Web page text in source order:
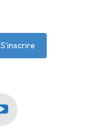
S'inscrire